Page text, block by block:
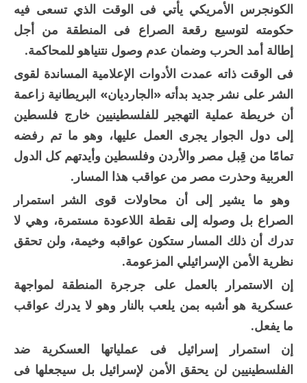
الكونجرس الأمريكي يأتي فى الوقت الذي تسعى فيه
حكومته لتوسيع رقعة الصراع فى المنطقة من أجل
إطالة أمد الحرب وضمان عدم وصول نتنياهو للمحاكمة.
فى الوقت ذاته عمدت الأدوات الإعلامية المساندة لقوى
الشر على نشر جديد بدأته «الجارديان» البريطانية زاعمة
أن خريطة عملية التهجير للفلسطينيين خارج فلسطين
إلى دول الجوار يجرى العمل عليها، وهو ما تم رفضه
تمامًا من قِبل مصر والأردن وفلسطين وأيدتهم كل الدول
العربية وحذرت مصر من عواقب هذا المسار.
وهو ما يشير إلى أن محاولات قوى الشر استمرار
الصراع بل وصوله إلى نقطة اللاعودة مستمرة، وهي لا
تدرك أن ذلك المسار ستكون عواقبه وخيمة، ولن تحقق
نظرية الأمن الإسرائيلي المزعومة.
إن الاستمرار بالعمل على جرجرة المنطقة لمواجهة
عسكرية هو أشبه بمن يلعب بالنار وهو لا يدرك عواقب
ما يفعل.
إن استمرار إسرائيل فى عملياتها العسكرية ضد
الفلسطينيين لن يحقق الأمن لإسرائيل بل سيجعلها فى